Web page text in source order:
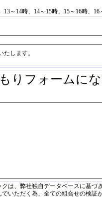
～14時、14～15時、15～16時、16
します。
りフォームに
は、弊社独自データベースに基
いただく為、全ての組合せの検証